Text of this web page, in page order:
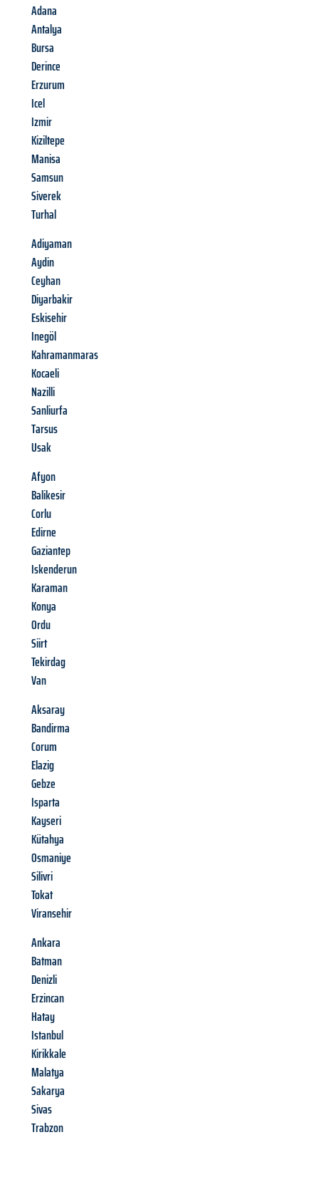
Adana
Antalya
Bursa
Derince
Erzurum
Icel
Izmir
Kiziltepe
Manisa
Samsun
Siverek
Turhal
Adiyaman
Aydin
Ceyhan
Diyarbakir
Eskisehir
Inegöl
Kahramanmaras
Kocaeli
Nazilli
Sanliurfa
Tarsus
Usak
Afyon
Balikesir
Corlu
Edirne
Gaziantep
Iskenderun
Karaman
Konya
Ordu
Siirt
Tekirdag
Van
Aksaray
Bandirma
Corum
Elazig
Gebze
Isparta
Kayseri
Kütahya
Osmaniye
Silivri
Tokat
Viransehir
Ankara
Batman
Denizli
Erzincan
Hatay
Istanbul
Kirikkale
Malatya
Sakarya
Sivas
Trabzon